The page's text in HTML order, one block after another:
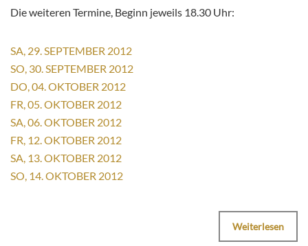
Die weiteren Termine, Beginn jeweils 18.30 Uhr:
SA, 29. SEPTEMBER 2012
SO, 30. SEPTEMBER 2012
DO, 04. OKTOBER 2012
FR, 05. OKTOBER 2012
SA, 06. OKTOBER 2012
FR, 12. OKTOBER 2012
SA, 13. OKTOBER 2012
SO, 14. OKTOBER 2012
Weiterlesen